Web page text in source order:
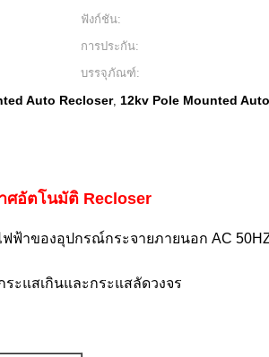
ฟังก์ชัน:
การประกัน:
บรรจุภัณฑ์:
Auto Recloser, 12kv Pole Mounted
ศอัตโนมัติ Recloser
ฟฟ้าของอุปกรณ์กระจายภายนอก AC
ะแสเกินและกระแสลัดวงจร